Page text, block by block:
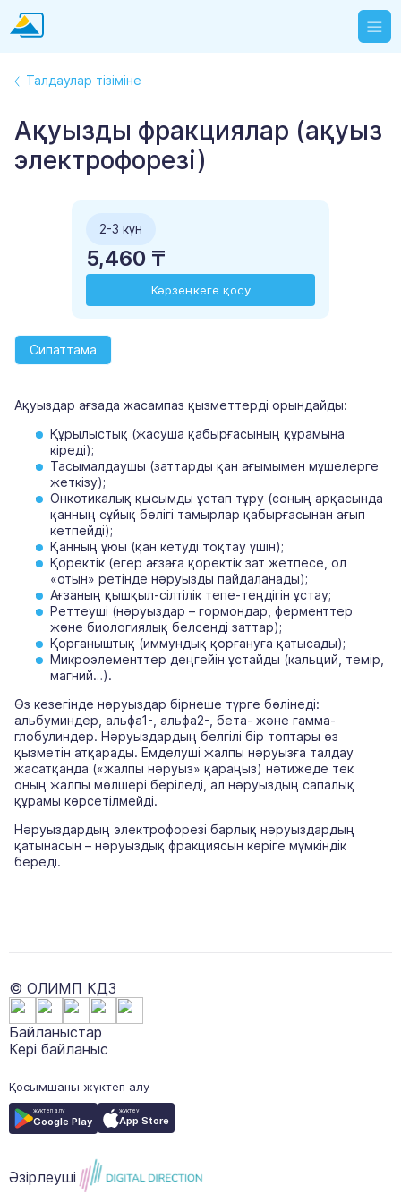
Талдаулар тізіміне
Ақуызды фракциялар (ақуыз
электрофорезі)
2-3 күн
5,460 ₸
Кәрзеңкеге қосу
Сипаттама
Ақуыздар ағзада жасампаз қызметтерді орындайды:
Құрылыстық (жасуша қабырғасының құрамына
кіреді);
Тасымалдаушы (заттарды қан ағымымен мұшелерге
жеткізу);
Онкотикалық қысымды ұстап тұру (соның арқасында
қанның сұйық бөлігі тамырлар қабырғасынан ағып
кетпейді);
Қанның ұюы (қан кетуді тоқтау үшін);
Қоректік (егер ағзаға қоректік зат жетпесе, ол
«отын» ретінде нәруызды пайдаланады);
Ағзаның қышқыл-сілтілік тепе-теңдігін ұстау;
Реттеуші (нәруыздар – гормондар, ферменттер
және биологиялық белсенді заттар);
Қорғаныштық (иммундық қорғануға қатысады);
Микроэлементтер деңгейін ұстайды (кальций, темір,
магний…).
Өз кезегінде нәруыздар бірнеше түрге бөлінеді:
альбуминдер, альфа1-, альфа2-, бета- және гамма-
глобулиндер. Нәруыздардың белгілі бір топтары өз
қызметін атқарады. Емделуші жалпы нәруызға талдау
жасатқанда («жалпы нәруыз» қараңыз) нәтижеде тек
оның жалпы мөлшері беріледі, ал нәруыздың сапалық
құрамы көрсетілмейді.
Нәруыздардың электрофорезі барлық нәруыздардың
қатынасын – нәруыздық фракциясын көріге мүмкіндік
береді.
© ОЛИМП КДЗ
Байланыстар
Кері байланыс
Қосымшаны жүктеп алу
жүктеп алу
Google Play
жүктеу
App Store
Әзірлеуші